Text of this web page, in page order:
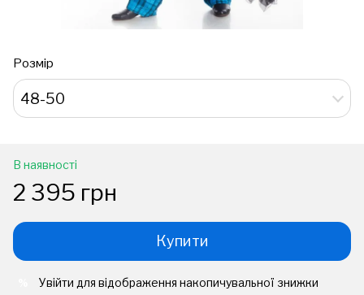
Розмір
48-50
В наявності
2 395 грн
Купити
Увійти для відображення накопичувальної знижки